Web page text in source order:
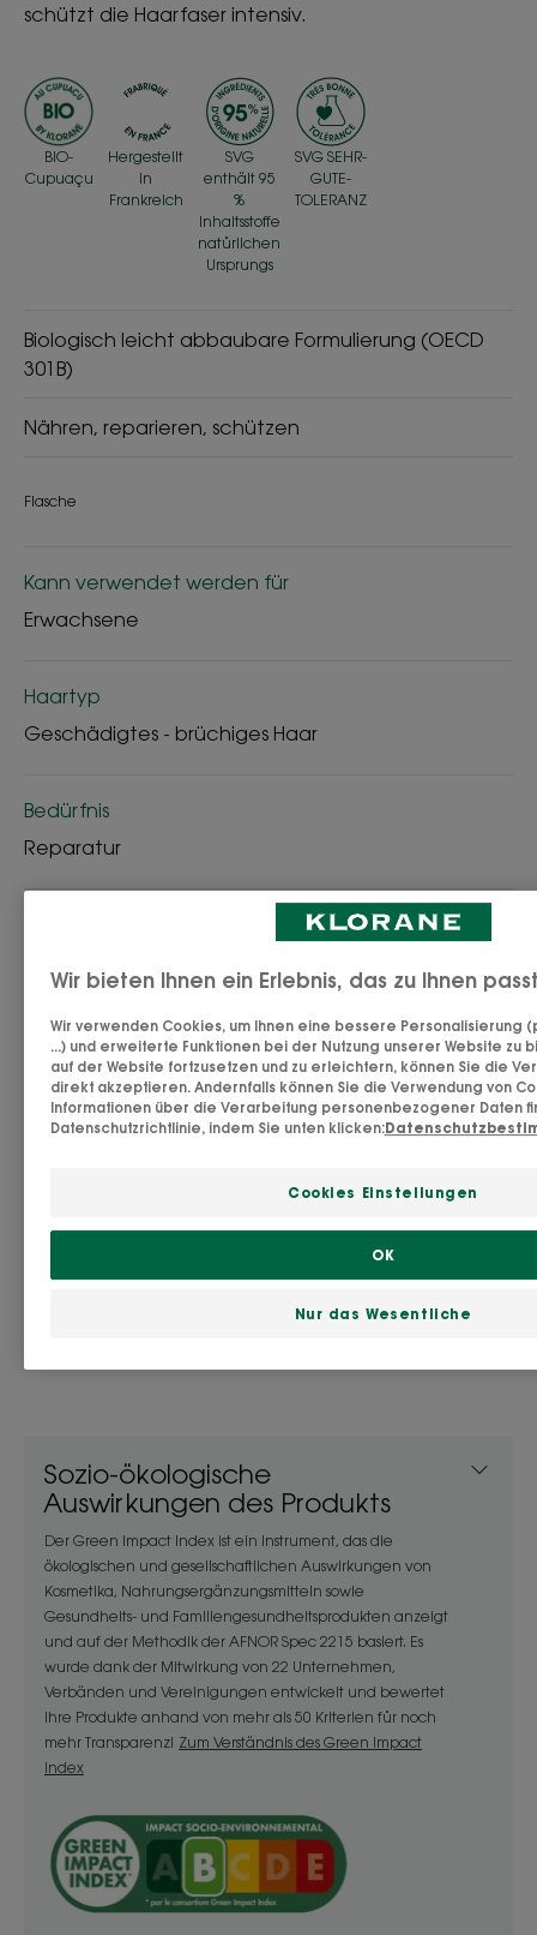
schützt die Haarfaser intensiv.
BIO-
Cupuaçu
Hergestellt
in
Frankreich
SVG
enthält 95
%
Inhaltsstoffe
natürlichen
Ursprungs
SVG SEHR-
GUTE-
TOLERANZ
Biologisch leicht abbaubare Formulierung (OECD
301B)
Nähren, reparieren, schützen
Flasche
Kann verwendet werden für
Erwachsene
Haartyp
Geschädigtes - brüchiges Haar
Bedürfnis
Reparatur
Dieses Cica-Serum ist eine reparierende Leave-in-
nährende und reparierende Kraft von BIO-
Cupuaçu-Butter mit der schützenden und
aufbauenden Wirkung von Hyaluronsäure
pflanzlichen Ursprungs kombiniert.
Formulierung mit 95 % Inhaltsstoffen natürlichen
Ursprungs sehr trockenes, geschwächtes und stark
geschädigtes Haar tiefenwirksam, von den Längen
sofortigen und lang anhaltenden Schutz** gegen
zurück und fühlt sich weich an.
Vorteil
Von der ersten Anwendung an*wird das Haar
intensiv genährt und tiefenwirksam repariert. Das
Haar wird dauerhaft vor äusseren Einflüssen
geschützt und bis zu 97 % weniger spröde***!
Nutzen
Cupuaçu-Butter angereicherte Formulierung nährt
das Haar intensiv und repariert die Haarfaser
tiefenwirksam.
• Schützt: seine Schutzwirkung wirkt wie ein Pflaster
Sozio-ökologische
Auswirkungen des Produkts
Der Green Impact Index ist ein Instrument, das die
ökologischen und gesellschaftlichen Auswirkungen von
Kosmetika, Nahrungsergänzungsmitteln sowie
Gesundheits- und Familiengesundheitsprodukten anzeigt
und auf der Methodik der AFNOR Spec 2215 basiert. Es
wurde dank der Mitwirkung von 22 Unternehmen,
Verbänden und Vereinigungen entwickelt und bewertet
Ihre Produkte anhand von mehr als 50 Kriterien für noch
mehr Transparenz! Zum Verständnis des Green Impact
Index
Wir bieten Ihnen ein Erlebnis, das zu Ihnen
Wir verwenden Cookies, um Ihnen eine bessere Personalisierung
...) und erweiterte Funktionen bei der Nutzung unserer Website zu
auf der Website fortzusetzen und zu erleichtern, können Sie die
direkt akzeptieren. Andernfalls können Sie die Verwendung von
Informationen über die Verarbeitung personenbezogener Daten
Datenschutzrichtlinie, indem Sie unten klicken:
Cookies Einstellungen
Nur das Wesentliche
OK